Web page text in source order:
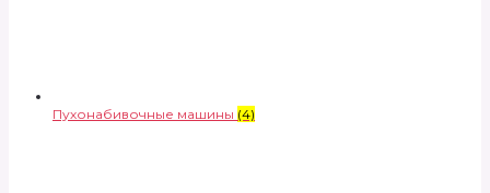
Пухонабивочные машины (4)